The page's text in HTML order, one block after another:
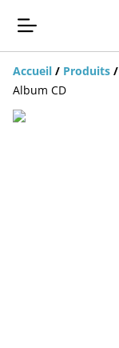
Accueil / Produits /
Album CD